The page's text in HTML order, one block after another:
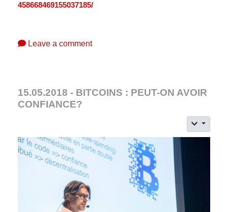
458668469155037185/
Leave a comment
15.05.2018 - BITCOINS : PEUT-ON AVOIR
CONFIANCE?